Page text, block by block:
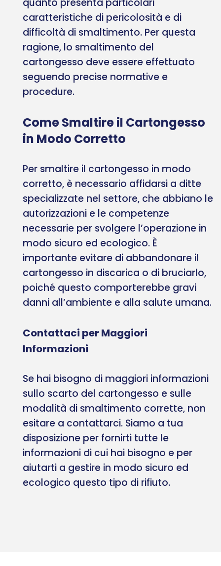
caratteristiche di pericolosità e di
difficoltà di smaltimento. Per questa
ragione, lo smaltimento del
cartongesso deve essere effettuato
seguendo precise normative e
procedure.
Come Smaltire il Cartongesso
in Modo Corretto
Per smaltire il cartongesso in modo
corretto, è necessario affidarsi a ditte
specializzate nel settore, che abbiano le
autorizzazioni e le competenze
necessarie per svolgere l’operazione in
modo sicuro ed ecologico. È
importante evitare di abbandonare il
cartongesso in discarica o di bruciarlo,
poiché questo comporterebbe gravi
danni all’ambiente e alla salute umana.
Contattaci per Maggiori
Informazioni
Se hai bisogno di maggiori informazioni
sullo scarto del cartongesso e sulle
modalità di smaltimento corrette, non
esitare a contattarci. Siamo a tua
disposizione per fornirti tutte le
informazioni di cui hai bisogno e per
aiutarti a gestire in modo sicuro ed
ecologico questo tipo di rifiuto.